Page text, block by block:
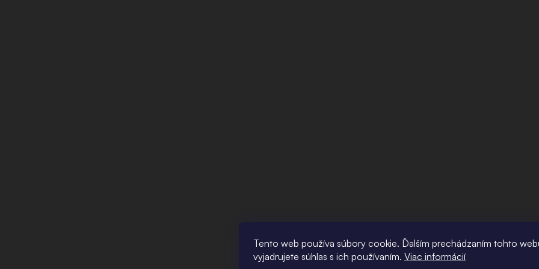
Tento web používa súbory cookie. Ďalším prechádzaním tohto
vyjadrujete súhlas s ich používaním. Viac informácií